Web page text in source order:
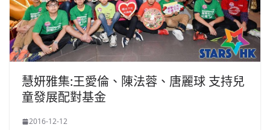
慧妍雅集:王愛倫、陳法蓉、唐麗球 支持兒
童發展配對基金
2016-12-12